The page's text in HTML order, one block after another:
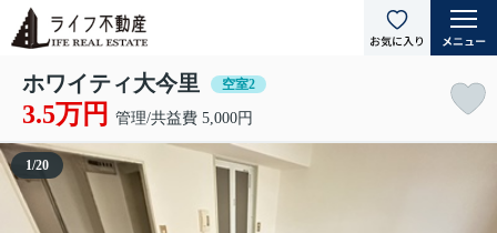
ホワイティ大今里 空室2
3.5万円 管理/共益費 5,000円
1/20